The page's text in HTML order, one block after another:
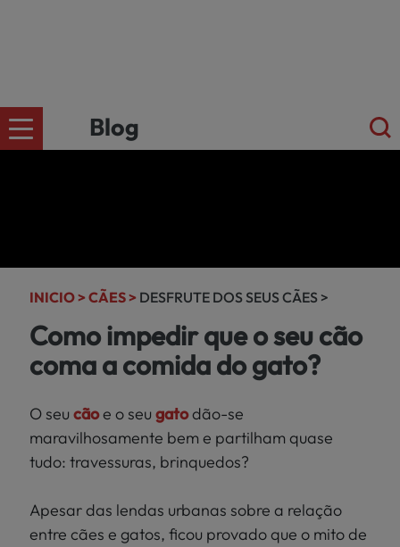
Blog
GATOS
PEQUENOS
MAMÍFEROS
PEIXES
PÁSSAROS
RÉPTEIS
kiwoko.pt
a sua loja
INICIO >CÃES > DESFRUTE DOS SEUS CÃES >
Como impedir que o seu cão
coma a comida do gato?
O seu cãoe o seu gatodão-se
maravilhosamente bem e partilham quase
tudo: travessuras, brinquedos?
Apesar das lendas urbanas sobre a relação
entre cães e gatos, ficou provado que o mito de